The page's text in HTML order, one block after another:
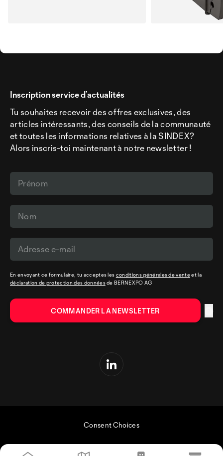
Inscription service d’actualités
Tu souhaites recevoir des offres exclusives, des
articles intéressants, des conseils de la communauté
et toutes les informations relatives à la SINDEX?
Alors inscris-toi maintenant à notre newsletter !
En envoyant ce formulaire, tu acceptes les conditions générales de venteet la
déclaration de protection des donnéesde BERNEXPO AG
Consent Choices